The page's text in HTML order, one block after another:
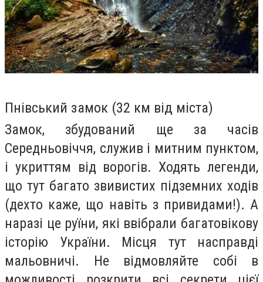
Пнівський замок (32 км від міста)
Замок, збудований ще за часів
Середньовіччя, служив і митним пунктом,
і укриттям від ворогів. Ходять легенди,
що тут багато звивистих підземних ходів
(дехто каже, що навіть з привидами!). А
наразі це руїни, які ввібрали багатовікову
історію України. Місця тут насправді
мальовничі. Не відмовляйте собі в